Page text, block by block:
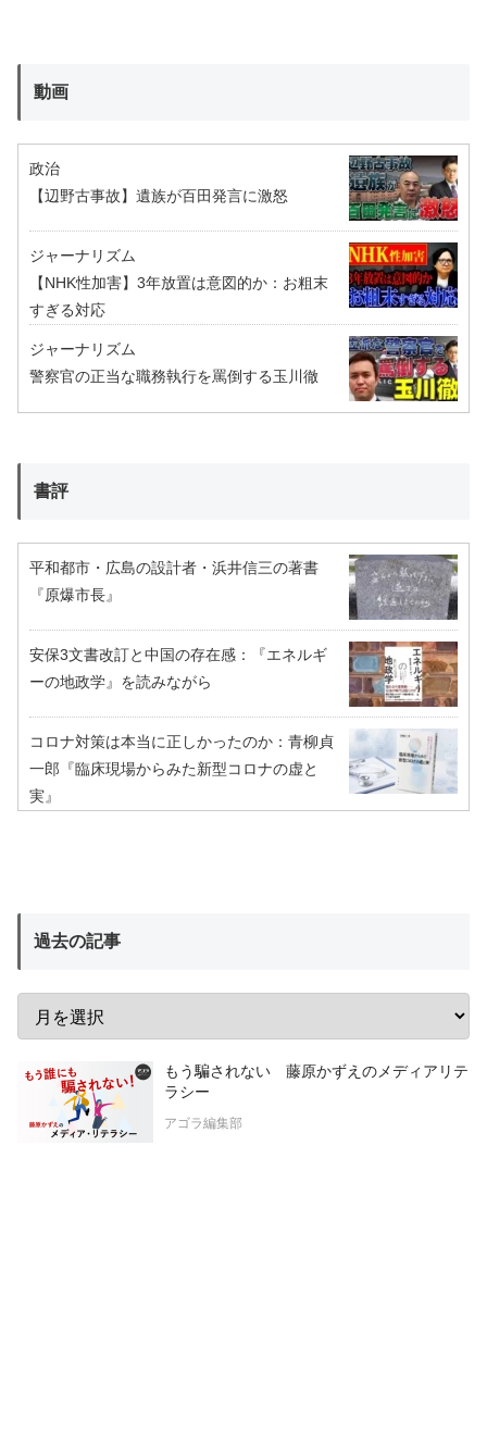
動画
政治
【辺野古事故】遺族が百田発言に激怒
ジャーナリズム
【NHK性加害】3年放置は意図的か：お粗末
すぎる対応
ジャーナリズム
警察官の正当な職務執行を罵倒する玉川徹
書評
平和都市・広島の設計者・浜井信三の著書
『原爆市長』
安保3文書改訂と中国の存在感：『エネルギ
ーの地政学』を読みながら
コロナ対策は本当に正しかったのか：青柳貞
一郎『臨床現場からみた新型コロナの虚と
実』
過去の記事
もう騙されない 藤原かずえのメディアリテ
ラシー
アゴラ編集部